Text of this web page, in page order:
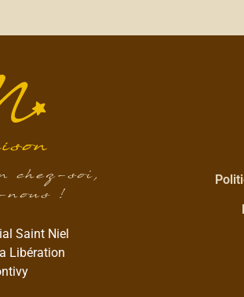
chez-soi,
nous !
Saint Niel
Libération